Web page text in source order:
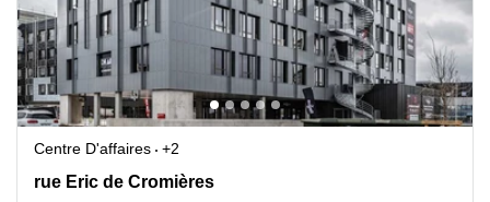
Centre D'affaires
+2
4 rue Eric de Cromières, Clermont-Ferrand
rue Eric de Cromières